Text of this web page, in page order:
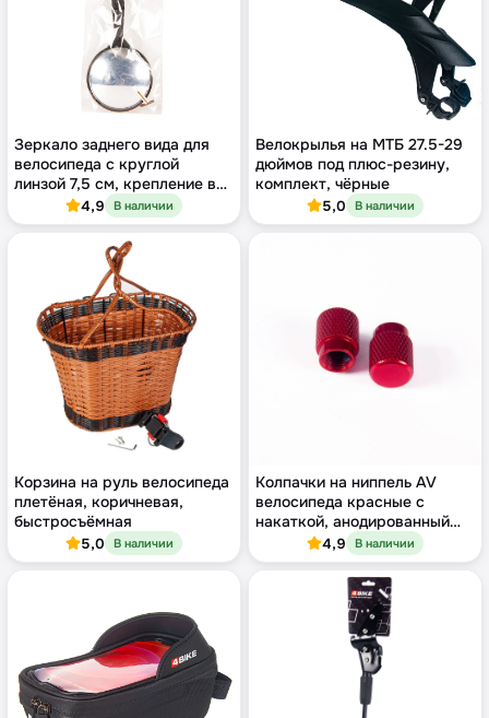
Зеркало заднего вида для
велосипеда с круглой
линзой 7,5 см, крепление в
торец руля 17-24 мм
4,9 В наличии
Велокрылья на МТБ 27.5-29
дюймов под плюс-резину,
комплект, чёрные
5,0 В наличии
Корзина на руль велосипеда
плетёная, коричневая,
быстросъёмная
5,0 В наличии
Колпачки на ниппель AV
велосипеда красные с
накаткой, анодированный
алюминий, 2 шт
4,9 В наличии